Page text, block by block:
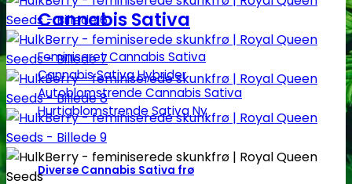
Cannabis Sativa
Feminiseret Cannabis Sativa
Cannabis Sativa Hybrider
Autoblomstrende Cannabis Sativa
Hurtigblomstrende Sativa
Diverse Cannabis Sativa frø